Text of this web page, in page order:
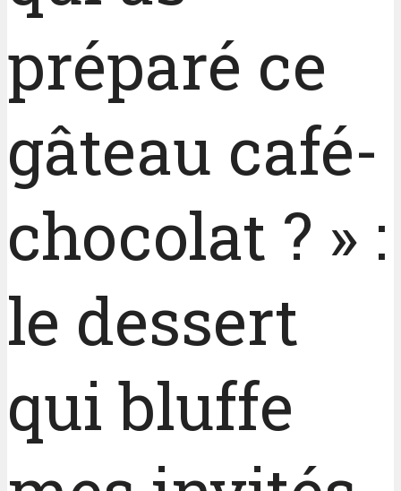
préparé ce
gâteau café-
chocolat ? » :
le dessert
qui bluffe